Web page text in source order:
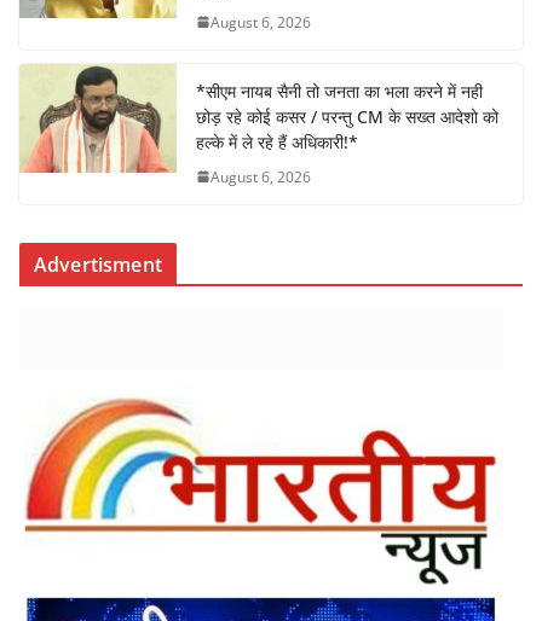
August 6, 2026
*सीएम नायब सैनी तो जनता का भला करने में नही
छोड़ रहे कोई कसर / परन्तु CM के सख्त आदेशो को
हल्के में ले रहे हैं अधिकारी!*
August 6, 2026
Advertisment